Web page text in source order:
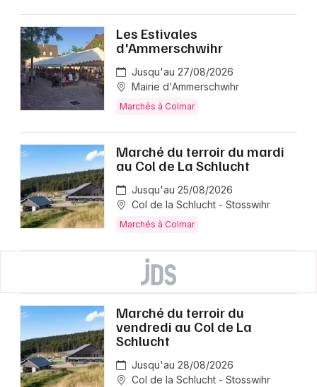
Les Estivales
d'Ammerschwihr
Jusqu'au 27/08/2026
Mairie d'Ammerschwihr
Marchés à Colmar
Marché du terroir du mardi
au Col de La Schlucht
Jusqu'au 25/08/2026
Col de la Schlucht - Stosswihr
Marchés à Colmar
Marché du terroir du
vendredi au Col de La
Schlucht
Jusqu'au 28/08/2026
Col de la Schlucht - Stosswihr